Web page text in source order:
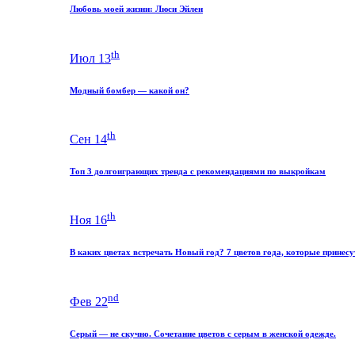
Любовь моей жизни: Люси Эйлен
Июл 13th
Модный бомбер — какой он?
Сен 14th
Топ 3 долгоиграющих тренда с рекомендациями по выкройкам
Ноя 16th
В каких цветах встречать Новый год? 7 цветов года, которые
Фев 22nd
Серый — не скучно. Сочетание цветов с серым в женской одежде.